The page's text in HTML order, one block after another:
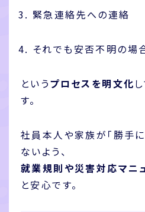
緊急連絡先への連絡
それでも安否不明の場
というプロセスを明文化
す。
社員本人や家族が「勝手
ないよう、
就業規則や災害対応マニ
と安心です。